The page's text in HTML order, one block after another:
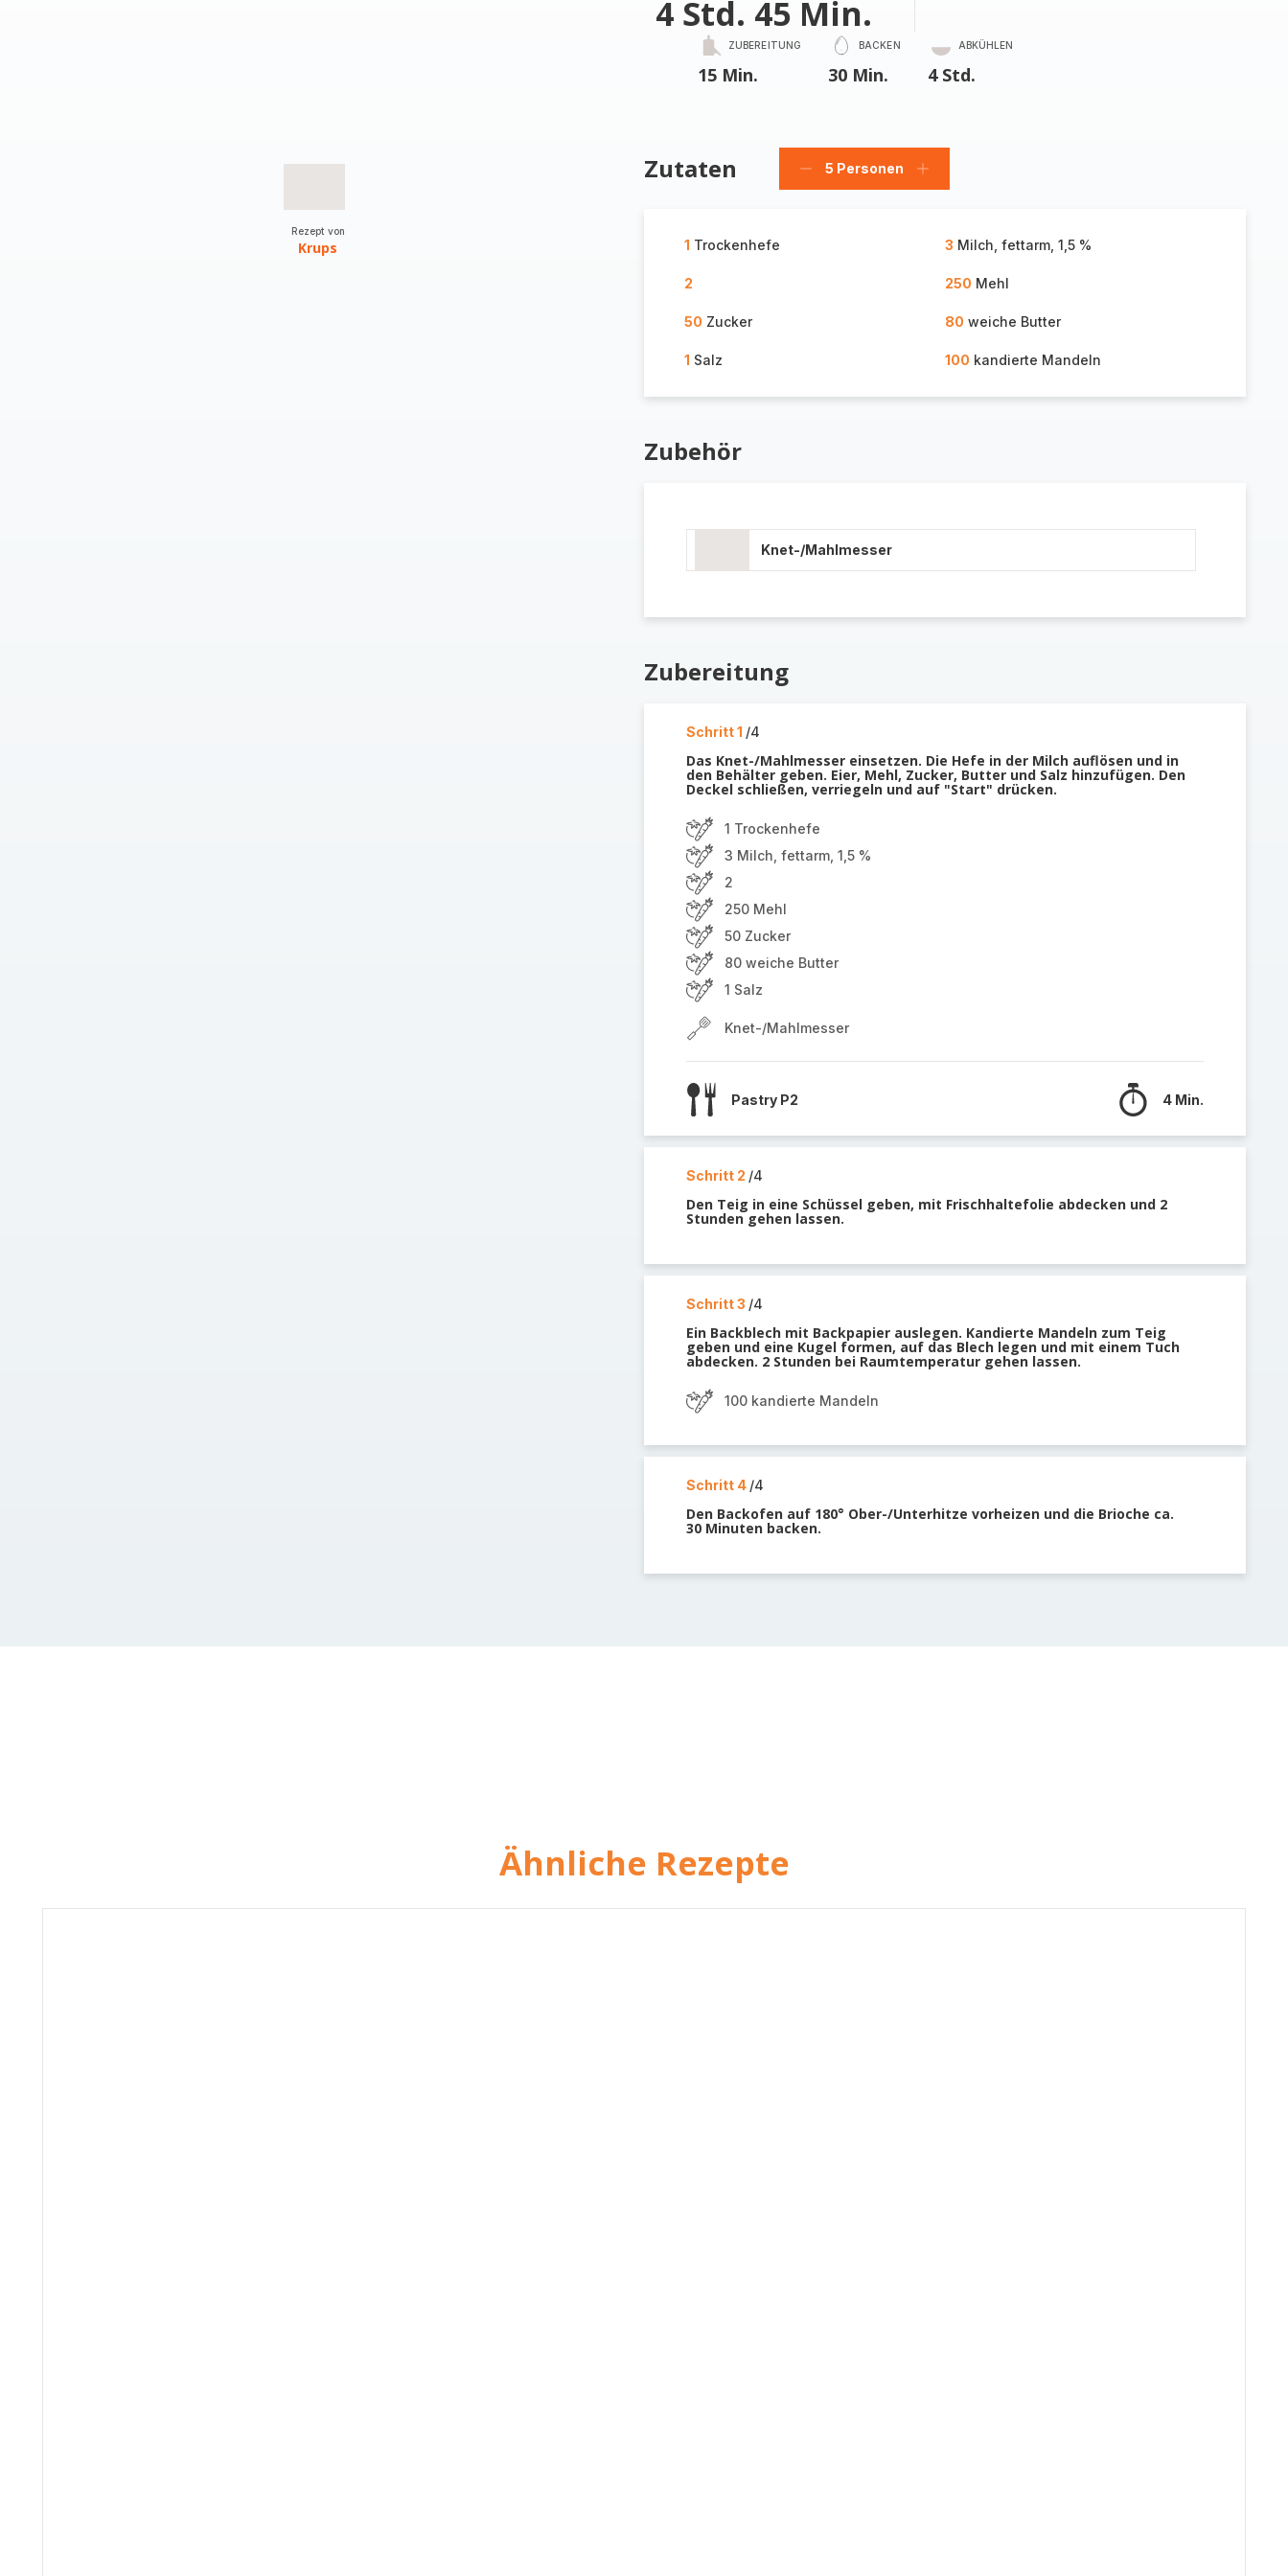
Rezept von
Krups
4 Std. 45 Min.
ZUBEREITUNG
15 Min.
BACKEN
30 Min.
ABKÜHLEN
4 Std.
Zutaten
Personen
5 Personen
Personen
1 Trockenhefe 3 Milch, fettarm, 1,5 %
2 250 Mehl
50 Zucker 80 weiche Butter
1 Salz 100 kandierte Mandeln
Zubehör
Knet-/Mahlmesser
Zubereitung
Schritt 1 /4
Das Knet-/Mahlmesser einsetzen. Die Hefe in der Milch auflösen und in
den Behälter geben. Eier, Mehl, Zucker, Butter und Salz hinzufügen. Den
Deckel schließen, verriegeln und auf "Start" drücken.
1 Trockenhefe
3 Milch, fettarm, 1,5 %
2
250 Mehl
50 Zucker
80 weiche Butter
1 Salz
Knet-/Mahlmesser
Pastry P2 4 Min.
Schritt 2 /4
Den Teig in eine Schüssel geben, mit Frischhaltefolie abdecken und 2
Stunden gehen lassen.
Schritt 3 /4
Ein Backblech mit Backpapier auslegen. Kandierte Mandeln zum Teig
geben und eine Kugel formen, auf das Blech legen und mit einem Tuch
abdecken. 2 Stunden bei Raumtemperatur gehen lassen.
100 kandierte Mandeln
Schritt 4 /4
Den Backofen auf 180° Ober-/Unterhitze vorheizen und die Brioche ca.
30 Minuten backen.
Ähnliche Rezepte